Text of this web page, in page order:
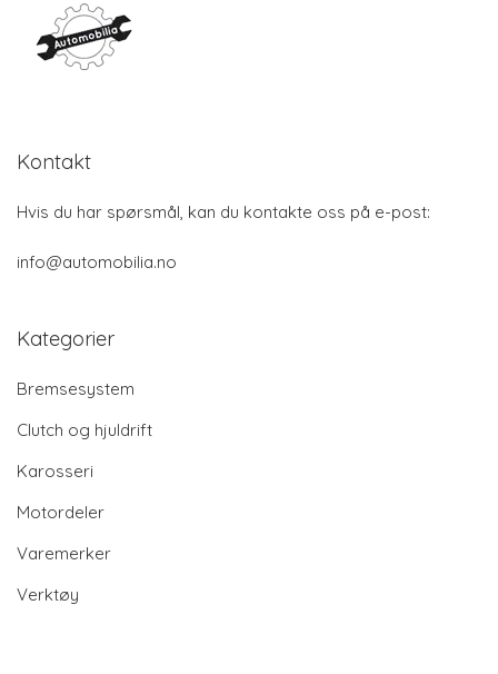
Kontakt
Hvis du har spørsmål, kan du kontakte oss på e-post:
info@automobilia.no
Kategorier
Bremsesystem
Clutch og hjuldrift
Karosseri
Motordeler
Varemerker
Verktøy